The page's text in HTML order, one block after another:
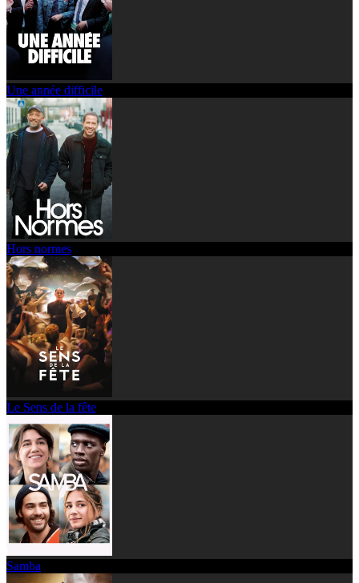
Une année difficile
Hors normes
Le Sens de la fête
Samba